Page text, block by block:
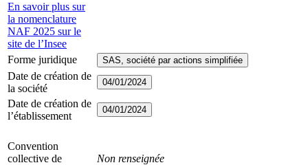
En savoir plus sur
la nomenclature
NAF 2025 sur le
site de l’Insee
Forme juridique SAS, société par actions simplifiée
Date de création de
la société
04/01/2024
Date de création de
l’établissement
04/01/2024
Convention
collective de
Non renseignée